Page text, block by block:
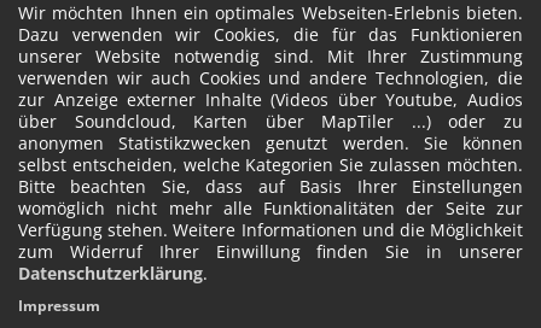
Wir möchten Ihnen ein optimales Webseiten-Erlebnis bieten.
Dazu verwenden wir Cookies, die für das Funktionieren
unserer Website notwendig sind. Mit Ihrer Zustimmung
verwenden wir auch Cookies und andere Technologien, die
zur Anzeige externer Inhalte (Videos über Youtube, Audios
über Soundcloud, Karten über MapTiler ...) oder zu
anonymen Statistikzwecken genutzt werden. Sie können
selbst entscheiden, welche Kategorien Sie zulassen möchten.
Bitte beachten Sie, dass auf Basis Ihrer Einstellungen
womöglich nicht mehr alle Funktionalitäten der Seite zur
Verfügung stehen. Weitere Informationen und die Möglichkeit
zum Widerruf Ihrer Einwillung finden Sie in unserer
Datenschutzerklärung.
Impressum